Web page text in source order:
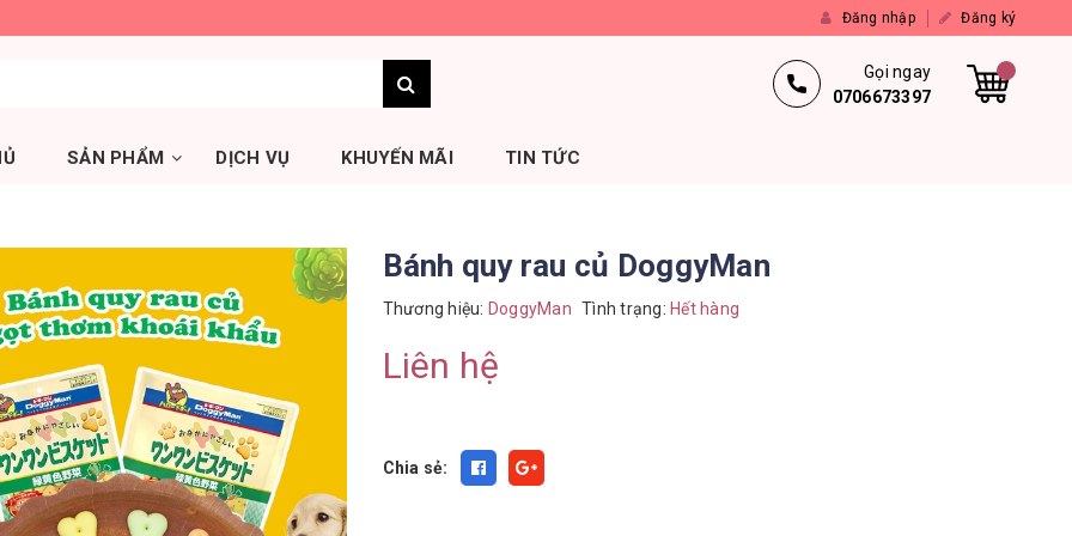
Đăng nhập Đăng ký
Gọi ngay
0706673397
SẢN PHẨM DỊCH VỤ KHUYẾN MÃI TIN TỨC
Bánh quy rau củ DoggyMan
Thương hiệu: DoggyMan Tình trạng: Hết hàng
Liên hệ
Chia sẻ: